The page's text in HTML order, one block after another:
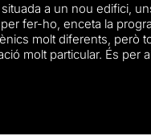
a un nou edifici,
fer-ho, enceta la
molt diferents, però
molt particular. És per